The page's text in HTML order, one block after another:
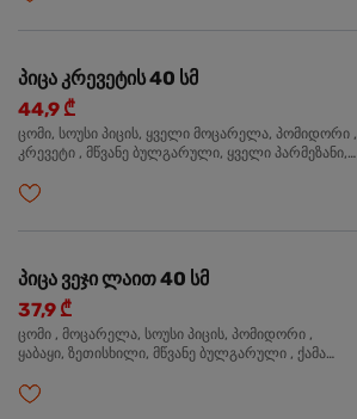
პიცა კრევეტის 40 სმ
44,9 ₾
ცომი, სოუსი პიცის, ყველი მოცარელა, პომიდორი ,
კრევეტი , მწვანე ბულგარული, ყველი პარმეზანი,
პიცა ვეჯი ლაით 40 სმ
37,9 ₾
ცომი , მოცარელა, სოუსი პიცის, პომიდორი ,
ყაბაყი, ზეთისხილი, მწვანე ბულგარული , ქამა